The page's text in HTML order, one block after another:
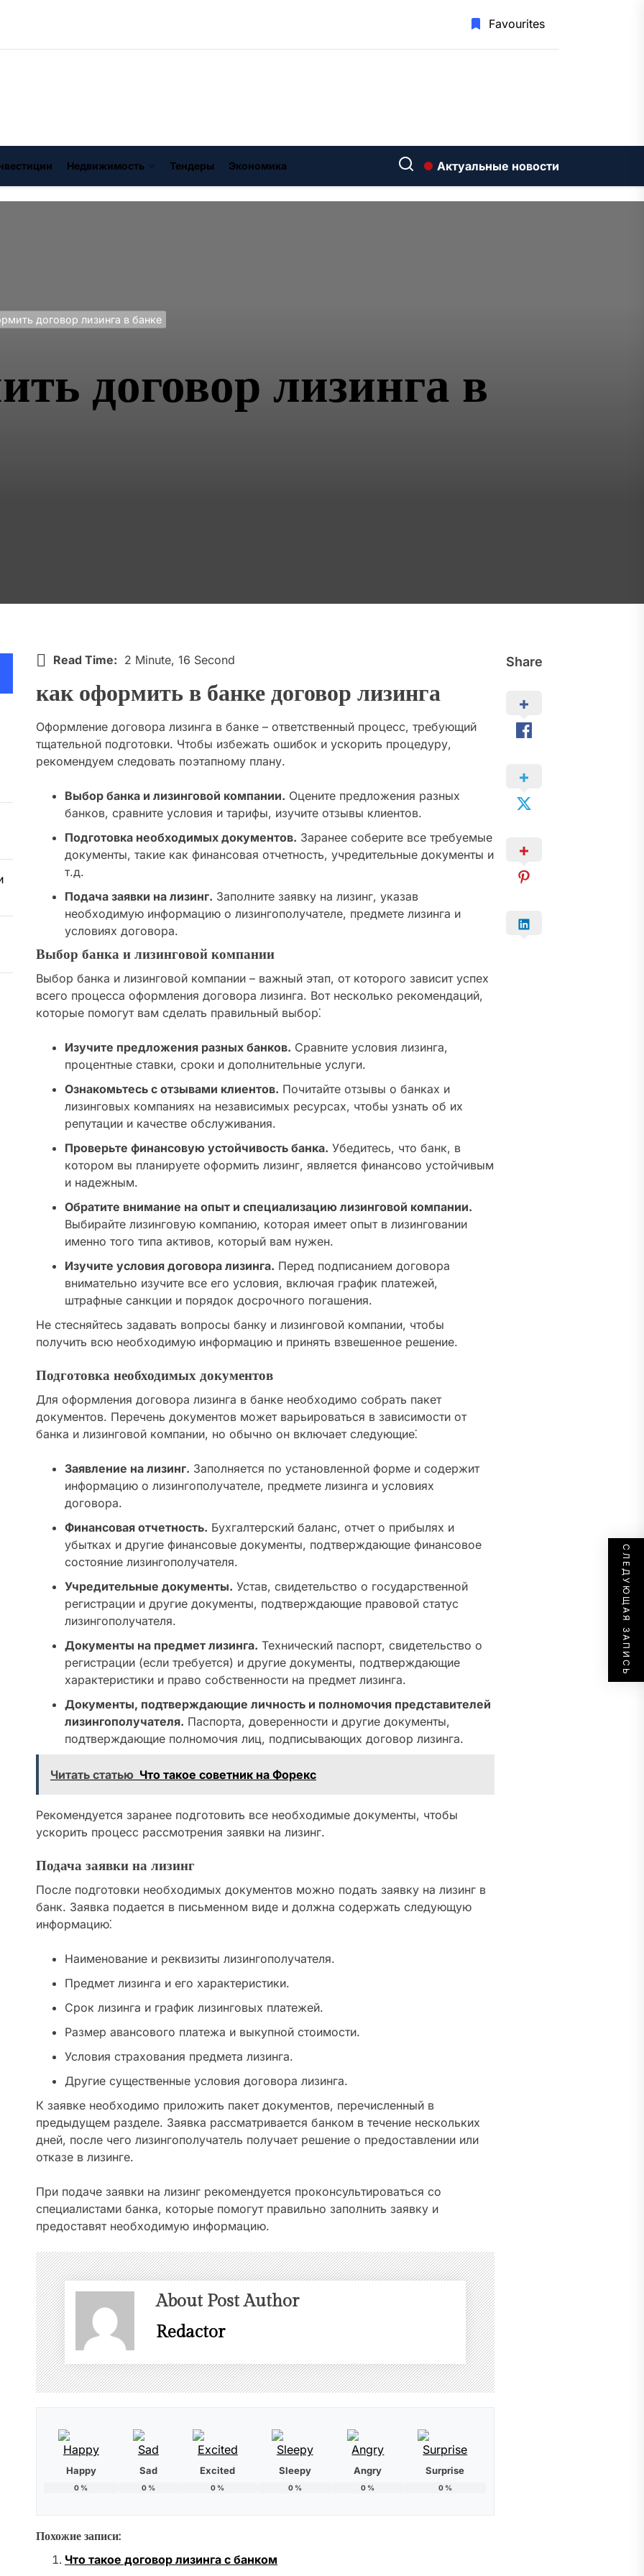
Favourites
Недвижимость Тендеры Экономика Актуальные новости
договор лизинга в банке
договор лизинга в
Share
Read Time: 2 Minute, 16 Second
как оформить в банке договор лизинга
Оформление договора лизинга в банке – ответственный процесс, требующий
тщательной подготовки. Чтобы избежать ошибок и ускорить процедуру,
рекомендуем следовать поэтапному плану.
Выбор банка и лизинговой компании. Оцените предложения разных
банков, сравните условия и тарифы, изучите отзывы клиентов.
Подготовка необходимых документов. Заранее соберите все требуемые
документы, такие как финансовая отчетность, учредительные документы и
т.д.
Подача заявки на лизинг. Заполните заявку на лизинг, указав
необходимую информацию о лизингополучателе, предмете лизинга и
условиях договора.
Выбор банка и лизинговой компании
Выбор банка и лизинговой компании – важный этап, от которого зависит успех
всего процесса оформления договора лизинга. Вот несколько рекомендаций,
которые помогут вам сделать правильный выбор⁚
Изучите предложения разных банков. Сравните условия лизинга,
процентные ставки, сроки и дополнительные услуги.
Ознакомьтесь с отзывами клиентов. Почитайте отзывы о банках и
лизинговых компаниях на независимых ресурсах, чтобы узнать об их
репутации и качестве обслуживания.
Проверьте финансовую устойчивость банка. Убедитесь, что банк, в
котором вы планируете оформить лизинг, является финансово устойчивым
и надежным.
Обратите внимание на опыт и специализацию лизинговой компании.
Выбирайте лизинговую компанию, которая имеет опыт в лизинговании
именно того типа активов, который вам нужен.
Изучите условия договора лизинга. Перед подписанием договора
внимательно изучите все его условия, включая график платежей,
штрафные санкции и порядок досрочного погашения.
Не стесняйтесь задавать вопросы банку и лизинговой компании, чтобы
получить всю необходимую информацию и принять взвешенное решение.
Подготовка необходимых документов
Для оформления договора лизинга в банке необходимо собрать пакет
документов. Перечень документов может варьироваться в зависимости от
банка и лизинговой компании, но обычно он включает следующие⁚
Заявление на лизинг. Заполняется по установленной форме и содержит
информацию о лизингополучателе, предмете лизинга и условиях
договора.
Финансовая отчетность. Бухгалтерский баланс, отчет о прибылях и
убытках и другие финансовые документы, подтверждающие финансовое
состояние лизингополучателя.
Учредительные документы. Устав, свидетельство о государственной
регистрации и другие документы, подтверждающие правовой статус
лизингополучателя.
Документы на предмет лизинга. Технический паспорт, свидетельство о
регистрации (если требуется) и другие документы, подтверждающие
характеристики и право собственности на предмет лизинга.
Документы, подтверждающие личность и полномочия представителей
лизингополучателя. Паспорта, доверенности и другие документы,
подтверждающие полномочия лиц, подписывающих договор лизинга.
Читать статью Что такое советник на Форекс
Рекомендуется заранее подготовить все необходимые документы, чтобы
ускорить процесс рассмотрения заявки на лизинг.
Подача заявки на лизинг
После подготовки необходимых документов можно подать заявку на лизинг в
банк. Заявка подается в письменном виде и должна содержать следующую
информацию⁚
Наименование и реквизиты лизингополучателя.
Предмет лизинга и его характеристики.
Срок лизинга и график лизинговых платежей.
Размер авансового платежа и выкупной стоимости.
Условия страхования предмета лизинга.
Другие существенные условия договора лизинга.
К заявке необходимо приложить пакет документов, перечисленный в
предыдущем разделе. Заявка рассматривается банком в течение нескольких
дней, после чего лизингополучатель получает решение о предоставлении или
отказе в лизинге.
При подаче заявки на лизинг рекомендуется проконсультироваться со
специалистами банка, которые помогут правильно заполнить заявку и
предоставят необходимую информацию.
About Post Author
Redactor
Happy
0 %
Sad
0%
Excited
0 %
Sleepy
0%
Angry
0 %
Surprise
0%
Похожие записи:
Что такое договор лизинга с банком
СЛЕДУЮЩАЯ ЗАПИСЬ